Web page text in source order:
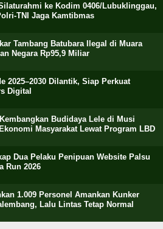
ke Kodim 0406/Lubuklinggau,
TNI Jaga Kamtibmas
Tambang Batubara Ilegal di Muara
Negara Rp95,9 Miliar
2025–2030 Dilantik, Siap Perkuat
Digital
Budidaya Lele di Musi
Masyarakat Lewat Program LBD
Dua Pelaku Penipuan Website Palsu
Run 2026
1.009 Personel Amankan Kunker
Lalu Lintas Tetap Normal